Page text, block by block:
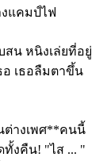
แคมป์ไฟ
สน หนิงเล่ยที่อยู่
อ เธอลืมตาขึ้น
ต่างเพศ**คนนี้
ทั้งคืน! "ไส ... "